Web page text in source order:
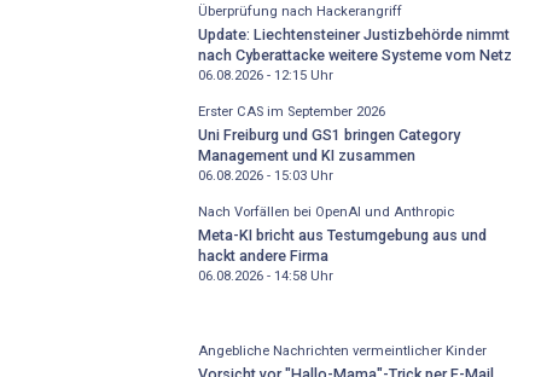
Überprüfung nach Hackerangriff
Update: Liechtensteiner Justizbehörde nimmt
nach Cyberattacke weitere Systeme vom Netz
06.08.2026 - 12:15Uhr
Erster CAS im September 2026
Uni Freiburg und GS1 bringen Category
Management und KI zusammen
06.08.2026 - 15:03Uhr
Nach Vorfällen bei OpenAI und Anthropic
Meta-KI bricht aus Testumgebung aus und
hackt andere Firma
06.08.2026 - 14:58Uhr
Angebliche Nachrichten vermeintlicher Kinder